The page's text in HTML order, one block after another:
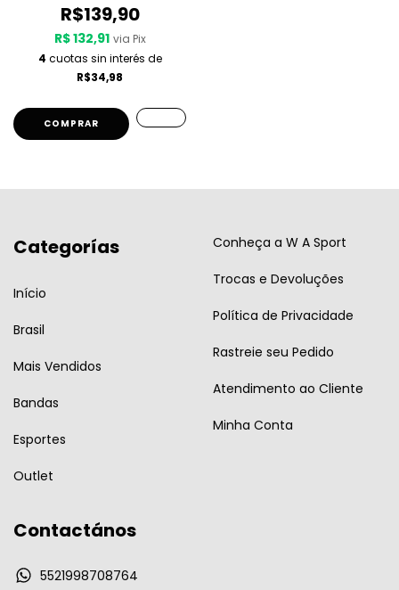
R$139,90
R$ 132,91 via Pix
4 cuotas sin interés de
R$34,98
COMPRAR
Categorías
Início
Brasil
Mais Vendidos
Bandas
Esportes
Outlet
Conheça a W A Sport
Trocas e Devoluções
Política de Privacidade
Rastreie seu Pedido
Atendimento ao Cliente
Minha Conta
Contactános
5521998708764